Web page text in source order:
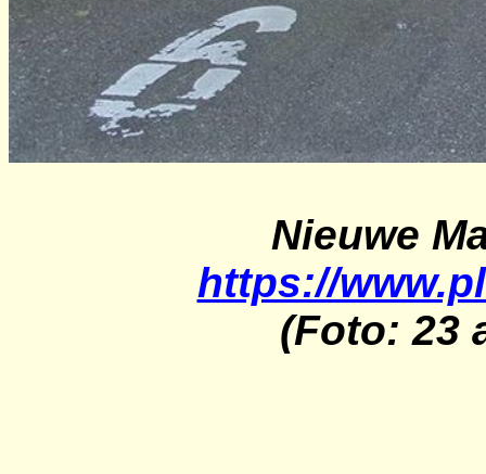
Nieuwe
https://
(Foto: 23